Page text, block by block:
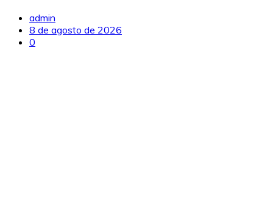
admin
8 de agosto de 2026
0